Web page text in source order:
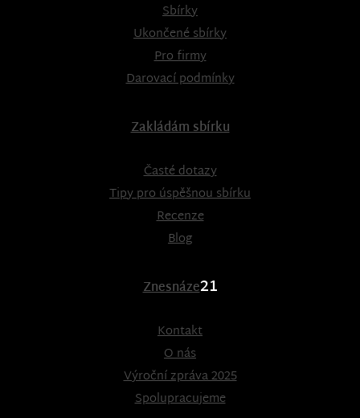
Sbírky
Ukončené sbírky
Pro firmy
Darovací podmínky
Zakládám sbírku
Časté dotazy
Tipy pro úspěšnou sbírku
Recenze
Blog
Znesnáze21
Kontakt
O nás
Výroční zpráva 2025
Spolupracujeme